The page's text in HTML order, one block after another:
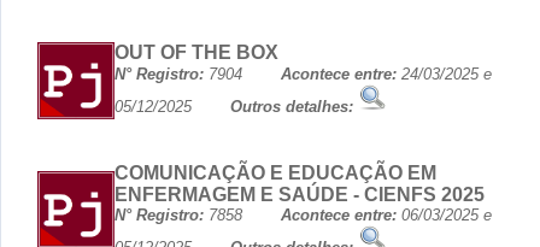
OUT OF THE BOX
N° Registro: 7904 Acontece entre: 24/03/2025 e
05/12/2025 Outros detalhes:
COMUNICAÇÃO E EDUCAÇÃO EM
ENFERMAGEM E SAÚDE - CIENFS 2025
N° Registro: 7858 Acontece entre: 06/03/2025 e